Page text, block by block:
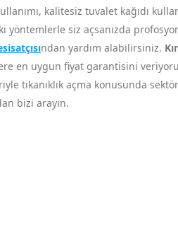
kalitesiz tuvalet kağıdı
yöntemlerle siz açsanızda
ndan yardım alabilirsiniz.
en uygun fiyat garantisini
tıkanıklık açma konusunda
bizi arayın.